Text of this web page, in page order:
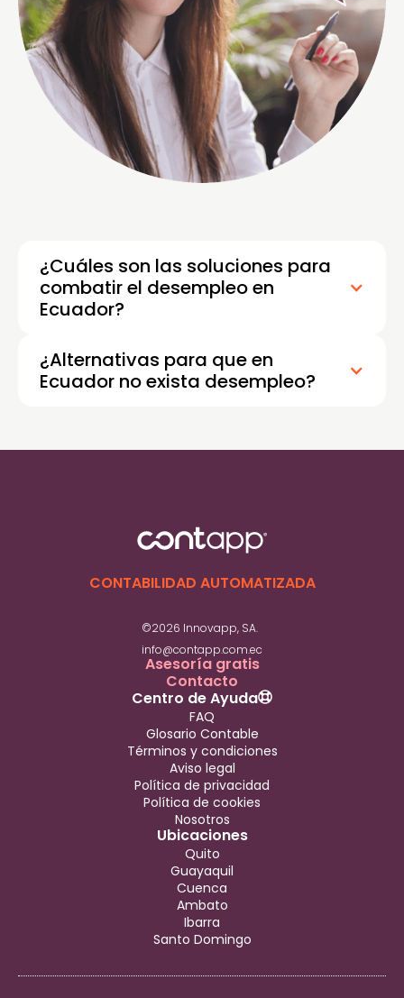
¿Cuáles son las soluciones para
combatir el desempleo en
Ecuador?
¿Alternativas para que en
Ecuador no exista desempleo?
CONTABILIDAD AUTOMATIZADA
©2026 Innovapp, SA.
info@contapp.com.ec
Asesoría gratis
Contacto
Ubicaciones
Quito
Guayaquil
Cuenca
Ambato
Ibarra
Santo Domingo
Centro de Ayuda
FAQ
Glosario Contable
Términos y condiciones
Aviso legal
Política de privacidad
Política de cookies
Nosotros